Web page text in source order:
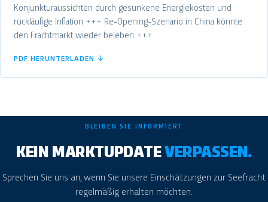
Konjunkturaussichten durch gesunkene Energiekosten und
rückläufige Inflation +++ Re-Opening-Szenario in China könnte
den Frachtmarkt wieder beleben +++
PDF HERUNTERLADEN ↓
BLEIBEN SIE INFORMIERT
KEIN MARKTUPDATEVERPASSEN.
Sprechen Sie uns an, wenn Sie unsere Einschätzungen zur Seefracht
regelmäßig erhalten möchten.